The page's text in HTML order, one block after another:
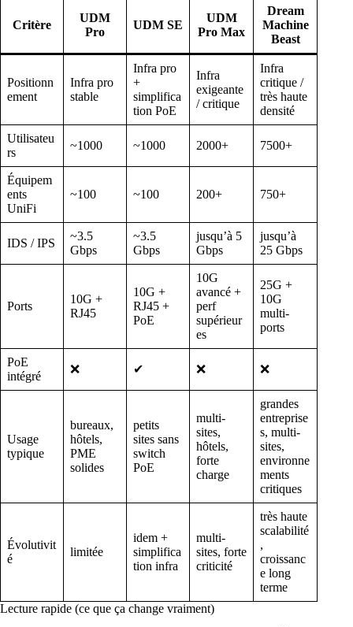
Critère
UDM
Pro
UDM SE
UDM
Pro Max
Dream
Machine
Beast
Positionn
ement
Infra pro
stable
Infra pro
+
simplifica
tion PoE
Infra
exigeante
/ critique
Infra
critique /
très haute
densité
Utilisateu
rs
~1000 ~1000 2000+ 7500+
Équipem
ents
UniFi
~100 ~100 200+ 750+
IDS / IPS
~3.5
Gbps
~3.5
Gbps
jusqu’à 5
Gbps
jusqu’à
25 Gbps
Ports
10G +
RJ45
10G +
RJ45 +
PoE
10G
avancé +
perf
supérieur
es
25G +
10G
multi-
ports
PoE
intégré
❌ ✔ ❌ ❌
Usage
typique
bureaux,
hôtels,
PME
solides
petits
sites sans
switch
PoE
multi-
sites,
hôtels,
forte
charge
grandes
entreprise
s, multi-
sites,
environne
ments
critiques
Évolutivit
é
limitée
idem +
simplifica
tion infra
multi-
sites, forte
criticité
très haute
scalabilité
,
croissanc
e long
terme
Lecture rapide (ce que ça change vraiment)